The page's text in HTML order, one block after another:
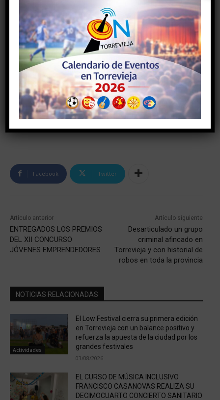
TAGS #AYUNTAMIENTODETORREVIEJA
#torrevieja
Facebook Twitter
Artículo anterior
ENTREGADOS LOS PREMIOS
DEL XII CONCURSO
JÓVENES EMPRENDEDORES
Artículo siguiente
Desarticulado un grupo
criminal afincado en
Torrevieja y con historial de
robos en toda la provincia
NOTICIAS RELACIONADAS
Actividades
El Low Festival cierra su primera edición
en Torrevieja con un balance positivo y
refuerza la apuesta de la ciudad por los
grandes festivales
03/08/2026
EL CURSO DE MÚSICA INCLUSIVO
FRANCISCO CASANOVAS REALIZA SU
DECIMOCUARTO CONCIERTO SANITARIO